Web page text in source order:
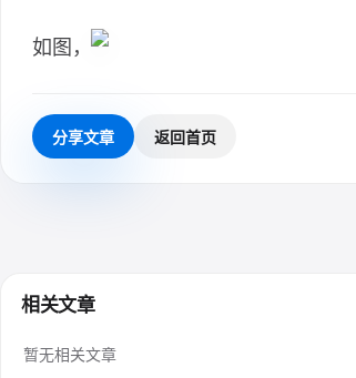
如图，
分享文章 返回首页
相关文章
暂无相关文章